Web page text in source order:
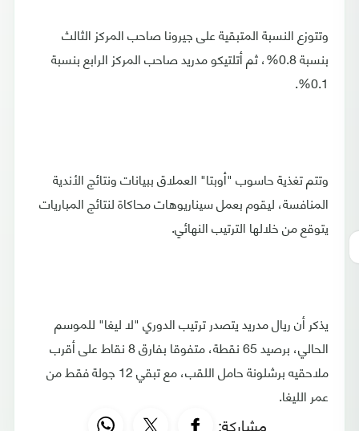
وتتوزع النسبة المتبقية على جيرونا صاحب المركز الثالث
بنسبة 0.8%، ثم أتلتيكو مدريد صاحب المركز الرابع بنسبة
0.1%.
وتتم تغذية حاسوب "أوبتا" العملاق ببيانات ونتائج الأندية
المنافسة، ليقوم بعمل سيناريوهات محاكاة لنتائج المباريات
يتوقع من خلالها الترتيب النهائي.
يذكر أن ريال مدريد يتصدر ترتيب الدوري "لا ليغا" للموسم
الحالي، برصيد 65 نقطة، متفوقا بفارق 8 نقاط على أقرب
ملاحقيه برشلونة حامل اللقب، مع تبقي 12 جولة فقط من
عمر الليغا.
مشاركة: